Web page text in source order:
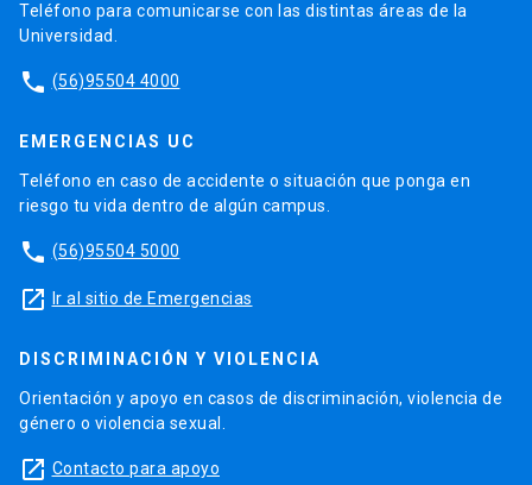
Teléfono para comunicarse con las distintas áreas de la
Universidad.
phone (56)95504 4000
EMERGENCIAS UC
Teléfono en caso de accidente o situación que ponga en
riesgo tu vida dentro de algún campus.
phone (56)95504 5000
launch Ir al sitio de Emergencias
DISCRIMINACIÓN Y VIOLENCIA
Orientación y apoyo en casos de discriminación, violencia de
género o violencia sexual.
launch Contacto para apoyo